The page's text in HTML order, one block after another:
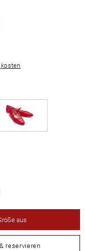
aus
reservieren